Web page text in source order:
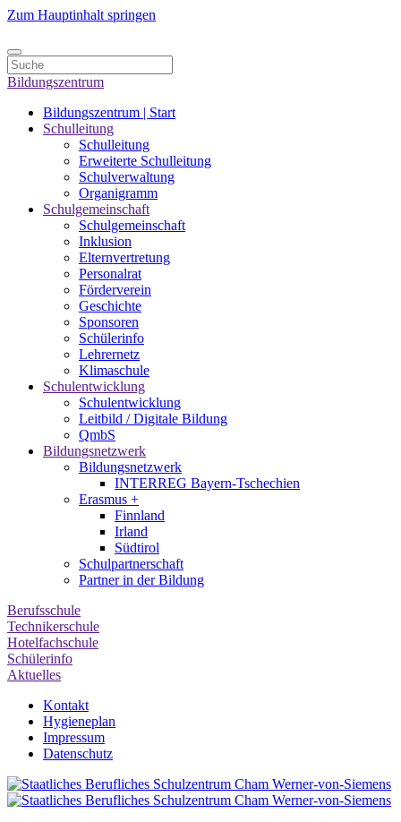
Zum Hauptinhalt springen
Bildungszentrum
Bildungszentrum | Start
Schulleitung
Schulleitung
Erweiterte Schulleitung
Schulverwaltung
Organigramm
Schulgemeinschaft
Schulgemeinschaft
Inklusion
Elternvertretung
Personalrat
Förderverein
Geschichte
Sponsoren
Schülerinfo
Lehrernetz
Klimaschule
Schulentwicklung
Schulentwicklung
Leitbild / Digitale Bildung
QmbS
Bildungsnetzwerk
Bildungsnetzwerk
INTERREG Bayern-Tschechien
Erasmus +
Finnland
Irland
Südtirol
Schul­partner­schaft
Partner in der Bildung
Berufsschule
Technikerschule
Hotelfachschule
Schülerinfo
Aktuelles
Kontakt
Hygieneplan
Impressum
Datenschutz